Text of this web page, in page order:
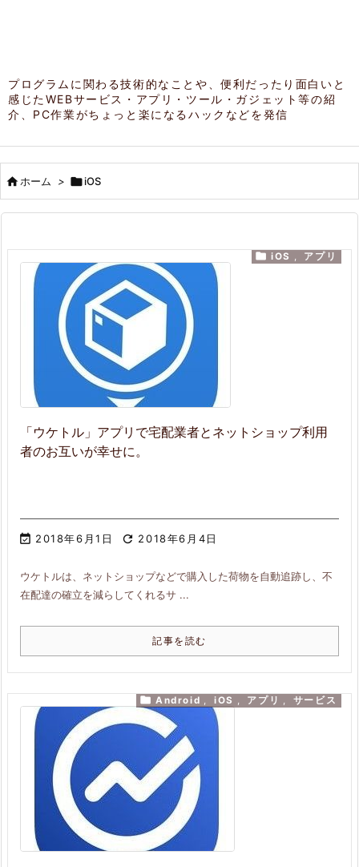
プログラムに関わる技術的なことや、便利だったり面白いと
感じたWEBサービス・アプリ・ツール・ガジェット等の紹
介、PC作業がちょっと楽になるハックなどを発信
ホーム > iOS
「ウケトル」アプリで宅配業者とネットショップ利用
者のお互いが幸せに。
 2018年6月1日  2018年6月4日
 iOS , アプリ
ウケトルは、ネットショップなどで購入した荷物を自動追跡し、不
在配達の確立を減らしてくれるサ ...
記事を読む
 Android , iOS , アプリ , サービス